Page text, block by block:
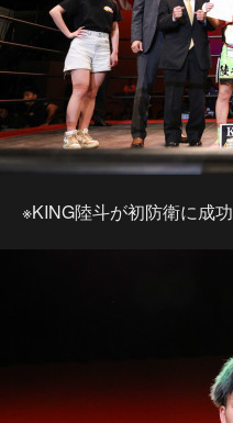
※KING陸斗が初防衛に成功